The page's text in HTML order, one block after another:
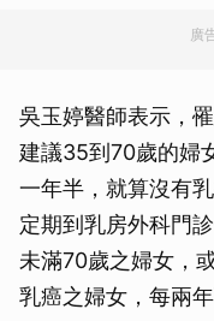
廣
吳玉婷醫師表示，
建議35到70歲的婦
一年半，就算沒有
定期到乳房外科門
未滿70歲之婦女，
乳癌之婦女，每兩